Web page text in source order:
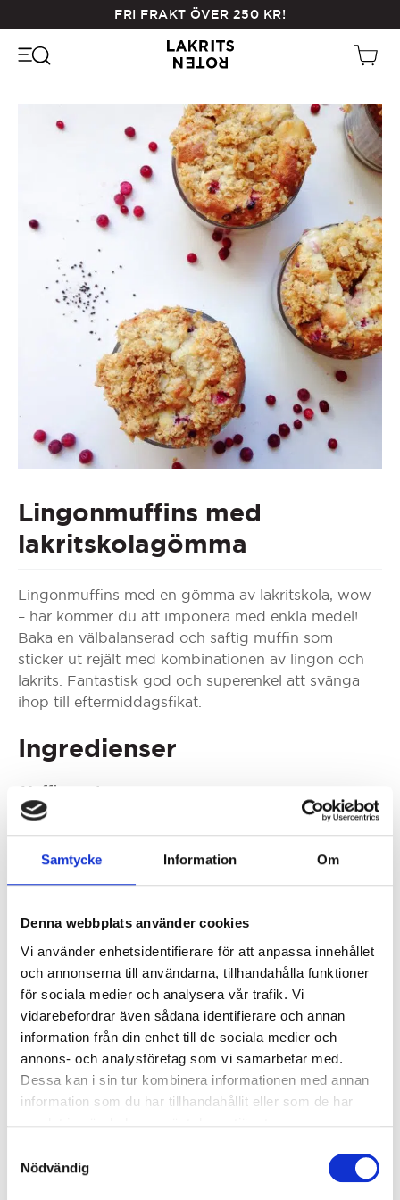
Samtycke Information Om
Denna webbplats använder cookies
Vi använder enhetsidentifierare för att anpassa innehållet
och annonserna till användarna, tillhandahålla funktioner
för sociala medier och analysera vår trafik. Vi
vidarebefordrar även sådana identifierare och annan
information från din enhet till de sociala medier och
annons- och analysföretag som vi samarbetar med.
Dessa kan i sin tur kombinera informationen med annan
information som du har tillhandahållit eller som de har
Nödvändig
main
FRI FRAKT ÖVER 250 KR!
Lingonmuffins med
lakritskolagömma
Lingonmuffins med en gömma av lakritskola, wow
– här kommer du att imponera med enkla medel!
Baka en välbalanserad och saftig muffin som
sticker ut rejält med kombinationen av lingon och
lakrits. Fantastisk god och superenkel att svänga
ihop till eftermiddagsfikat.
Ingredienser
Muffinsmet
150 g
2 dl
Socker
2 tsk
Vaniljsocker
3 st
Ägg
1 1/2 tsk
Bakpulver
3 dl
Lingon
Lakritskolasås
3 dl
Vispgrädde
2 dl
Socker
2 tsk
Vaniljsocker
Lakritsroten Lakritspulver
50 g